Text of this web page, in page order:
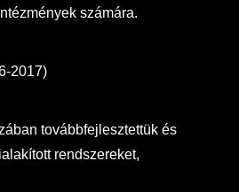
számára.
2017)
továbbfejlesztettük és
rendszereket,